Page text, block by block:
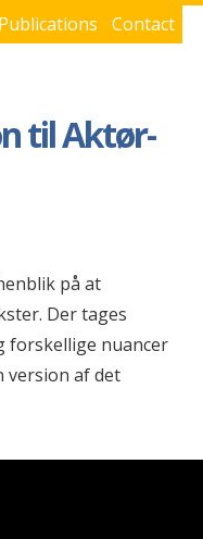
Publications Contact
til Aktør-
på at
Der tages
forskellige nuancer
version af det